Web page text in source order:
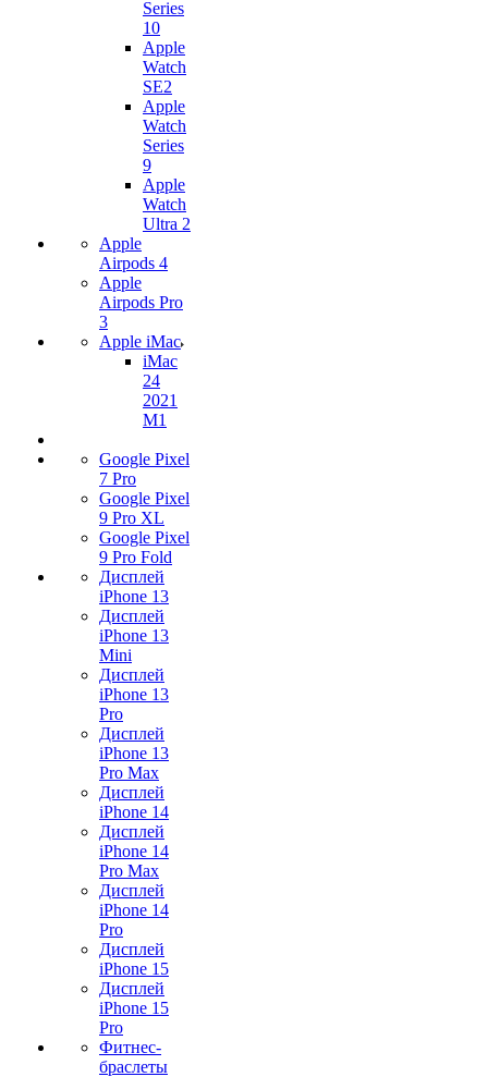
Series
10
Apple
Watch
SE2
Apple
Watch
Series
9
Apple
Watch
Ultra 2
Apple
Airpods 4
Apple
Airpods Pro
3
Apple iMac
iMac
24
2021
M1
Google Pixel
7 Pro
Google Pixel
9 Pro XL
Google Pixel
9 Pro Fold
Дисплей
iPhone 13
Дисплей
iPhone 13
Mini
Дисплей
iPhone 13
Pro
Дисплей
iPhone 13
Pro Max
Дисплей
iPhone 14
Дисплей
iPhone 14
Pro Max
Дисплей
iPhone 14
Pro
Дисплей
iPhone 15
Дисплей
iPhone 15
Pro
Фитнес-
браслеты